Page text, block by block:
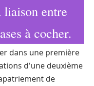
entre
à cocher.
dans une première
d'une deuxième
de